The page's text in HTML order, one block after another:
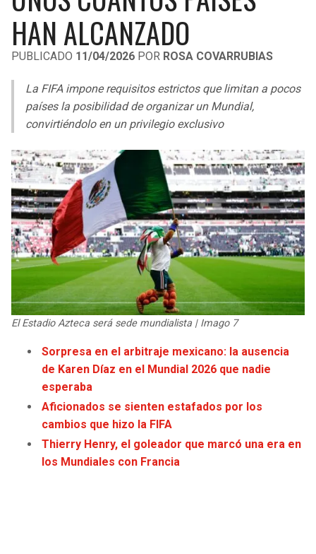
LIGA DE EXPANSIÓN MX
LEAGUES CUP
UEFA EUROPA LEAGUE
UEFA CONFERENCE LEAGUE
COPA LIBERTADORES
COPA SUDAMERICANA
LIGA BETPLAY
OTRAS LIGAS
RAIDERS
RAVENS
BROWNS
STEELERS
TEXANS
COLTS
JAGUARS
TITANS
COWBOYS
GIANTS
CAVALIERS
PACERS
HAWKS
HORNETS
HEAT
MAGIC
WIZARDS
WARRIORS
CLIPPERS
LAKERS
HAN ALCANZADO
PUBLICADO 11/04/2026 POR ROSA COVARRUBIAS
La FIFA impone requisitos estrictos que limitan a pocos
países la posibilidad de organizar un Mundial,
convirtiéndolo en un privilegio exclusivo
El Estadio Azteca será sede mundialista | Imago 7
Sorpresa en el arbitraje mexicano: la ausencia
de Karen Díaz en el Mundial 2026 que nadie
esperaba
Aficionados se sienten estafados por los
cambios que hizo la FIFA
Thierry Henry, el goleador que marcó una era en
los Mundiales con Francia